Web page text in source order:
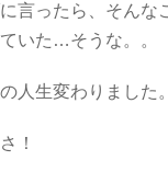
言ったら、そん
いた…そうな。。
人生変わりました。
！